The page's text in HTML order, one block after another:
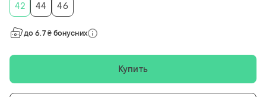
42
44 46
до 6.7 ₴ бонусних
Купить